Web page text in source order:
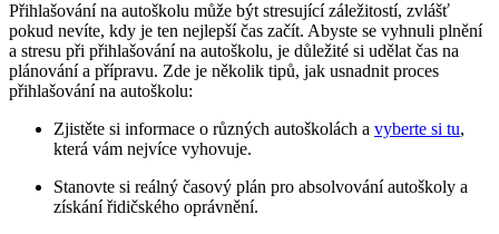
Přihlašování⁢ na ‍autoškolu může být stresující⁤ záležitostí,⁣ zvlášť
⁢pokud nevíte, kdy je​ ten nejlepší ​čas začít. Abyste se ‍vyhnuli plnění‌
a stresu při přihlašování ​na autoškolu, je důležité‌ si udělat čas na​
plánování a přípravu.‍ Zde je několik tipů, jak usnadnit proces
přihlašování⁢ na autoškolu:
Zjistěte si informace o různých autoškolách a vyberte si tu,
‌která vám nejvíce ​vyhovuje.
Stanovte si reálný ‍časový plán pro absolvování autoškoly a
získání řidičského⁣ oprávnění.